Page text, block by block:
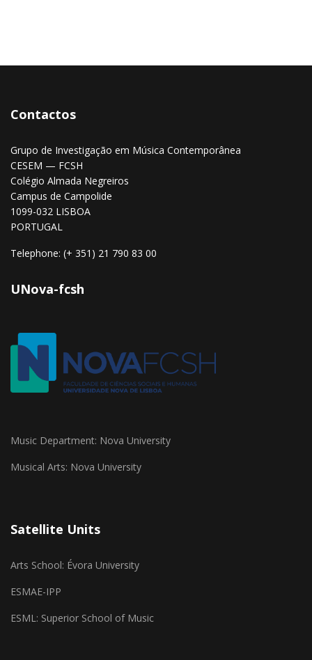
Contactos
Grupo de Investigação em Música Contemporânea
CESEM — FCSH
Colégio Almada Negreiros
Campus de Campolide
1099-032 LISBOA
PORTUGAL
Telephone: (+ 351) 21 790 83 00
UNova-fcsh
Music Department: Nova University
Musical Arts: Nova University
Satellite Units
Arts School: Évora University
ESMAE-IPP
ESML: Superior School of Music